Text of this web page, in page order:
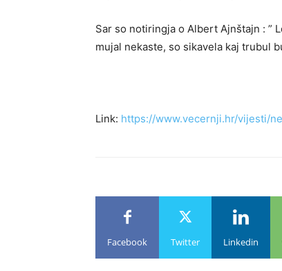
Sar so notiringja o Albert Ajnštajn : ”
mujal nekaste, so sikavela kaj trubul
Link: https://www.vecernji.hr/vijesti/
Facebook Twitter Linkedin